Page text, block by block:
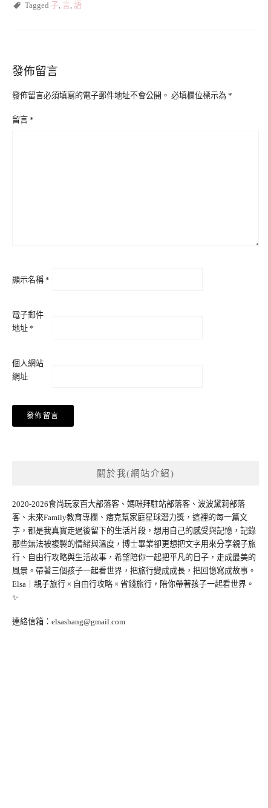
Tagged 子, 言, 語
發佈留言
發佈留言必須填寫的電子郵件地址不會公開。 必填欄位標示為 *
留言 *
顯示名稱 *
電子郵件
地址 *
個人網站
網址
關於我(網站介紹)
2020-2026食尚玩家百大部落客、媽咪拜駐站部落客、波波黛莉部落
客、未來Family教育專欄、痞克幫家庭星球潛力獎，這裡的每一篇文
字，都是我真實走過後留下的生活片段，想用自己的感受與記憶，記錄
那些無法被複製的情緒與溫度，博士畢業卻更想把文字用來分享親子旅
行、自由行攻略與生活故事，希望陪你一起把平凡的日子，走成最美的
風景。帶著三個孩子一起看世界，把旅行變成成長，把回憶寫成故事。
Elsa｜親子旅行 × 自由行攻略 × 省錢旅行，陪你帶著孩子一起看世界。
✨
連絡信箱： elsashang@gmail.com